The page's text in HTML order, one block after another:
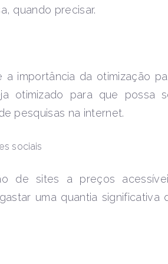
quando precisar.
a importância da otimização
otimizado para que possa
pesquisas na internet.
sociais
de sites a preços
uma quantia significativa